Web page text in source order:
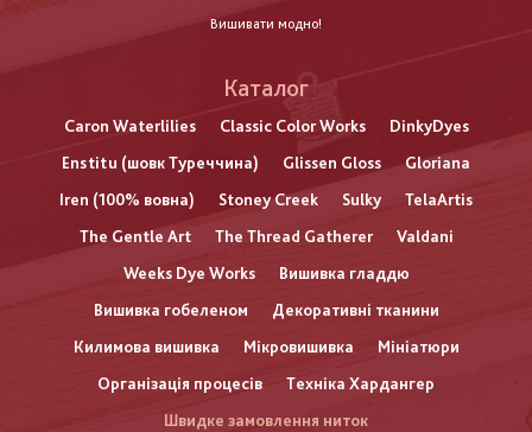
Вишивати модно!
Каталог
Caron Waterlilies Classic Color Works
DinkyDyes
Enstitu (шовк Туреччина)
Glissen Gloss
Gloriana
Iren (100% вовна)
Stoney Creek Sulky
TelaArtis
The Gentle Art
The Thread Gatherer
Valdani
Weeks Dye Works
Вишивка гладдю
Вишивка гобеленом
Декоративні тканини
Килимова вишивка
Мікровишивка
Мініатюри
Організація процесів
Техніка Хардангер
Швидке замовлення ниток